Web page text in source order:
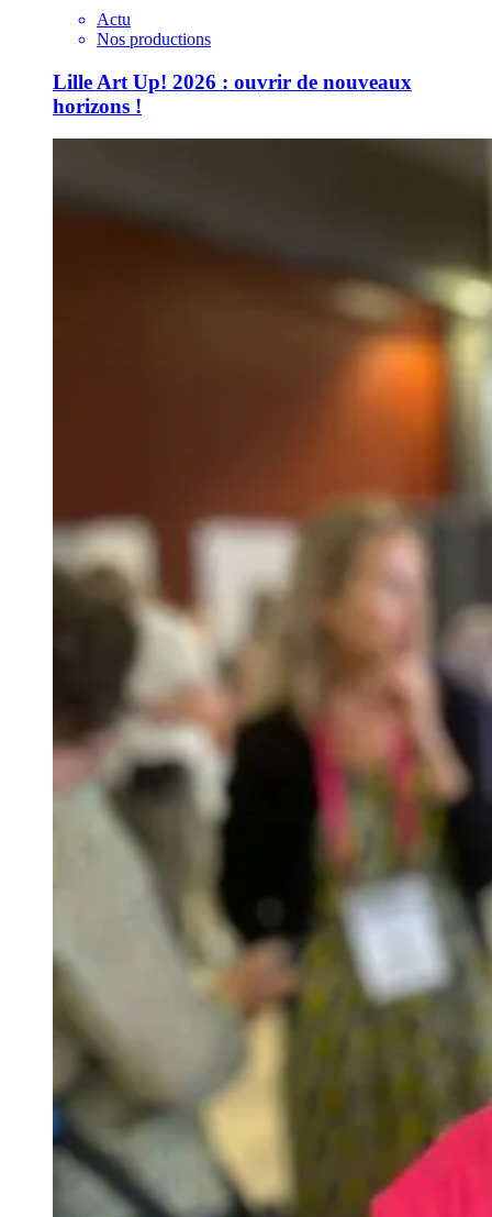
Actu
Nos productions
Lille Art Up! 2026 : ouvrir de nouveaux
horizons !